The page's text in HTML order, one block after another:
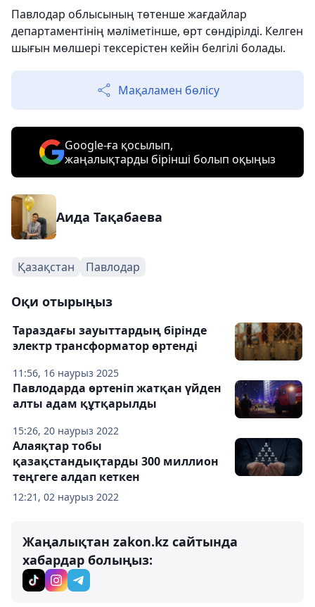
Павлодар облысының төтенше жағдайлар
департаментінің мәліметінше, өрт сөндірілді. Келген
шығын мөлшері тексерістен кейін белгілі болады.
Мақаламен бөлісу
Google-ға қосылып,
жаңалықтарды бірінші болып оқыңыз
Аида Тақабаева
Қазақстан Павлодар
Оқи отырыңыз
11:56, 16 наурыз 2025
Тараздағы зауыттардың бірінде
электр трансформатор өртенді
15:26, 20 наурыз 2022
Павлодарда өртеніп жатқан үйден
алты адам құтқарылды
12:21, 02 наурыз 2022
Алаяқтар тобы
қазақстандықтарды 300 миллион
теңгеге алдап кеткен
Жаңалықтан zakon.kz сайтында
хабардар болыңыз: